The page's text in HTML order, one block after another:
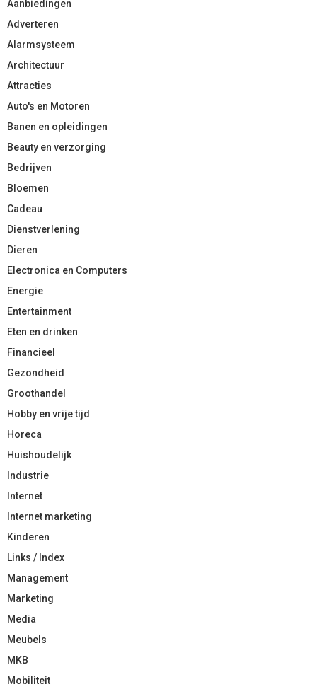
Aanbiedingen
Adverteren
Alarmsysteem
Architectuur
Attracties
Auto's en Motoren
Banen en opleidingen
Beauty en verzorging
Bedrijven
Bloemen
Cadeau
Dienstverlening
Dieren
Electronica en Computers
Energie
Entertainment
Eten en drinken
Financieel
Gezondheid
Groothandel
Hobby en vrije tijd
Horeca
Huishoudelijk
Industrie
Internet
Internet marketing
Kinderen
Links / Index
Management
Marketing
Media
Meubels
MKB
Mobiliteit